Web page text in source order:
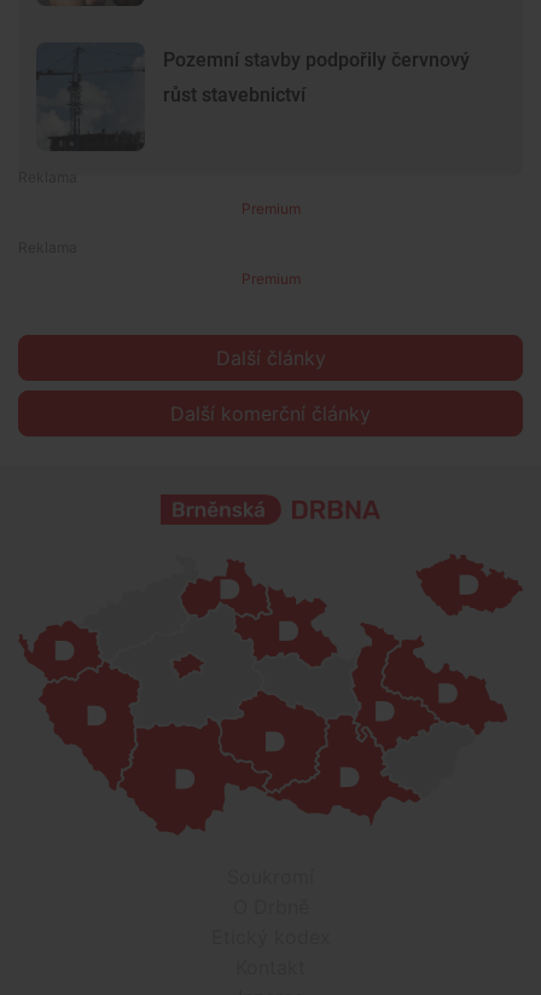
Pozemní stavby podpořily červnový
růst stavebnictví
Premium
Premium
Další články
Další komerční články